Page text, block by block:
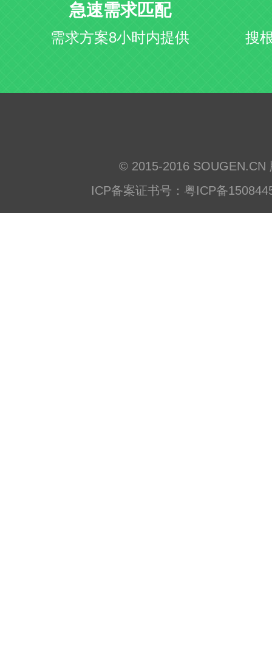
急速需求匹配
需求方案8小时内提供 搜
© 2015-2016 SOUGEN.CN
ICP备案证书号：粤ICP备